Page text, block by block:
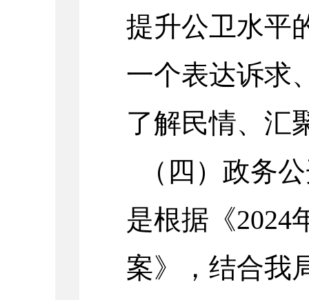
提升公卫水平
一个表达诉求
了解民情、汇
（四）政务
是根据《2024
案》，结合我